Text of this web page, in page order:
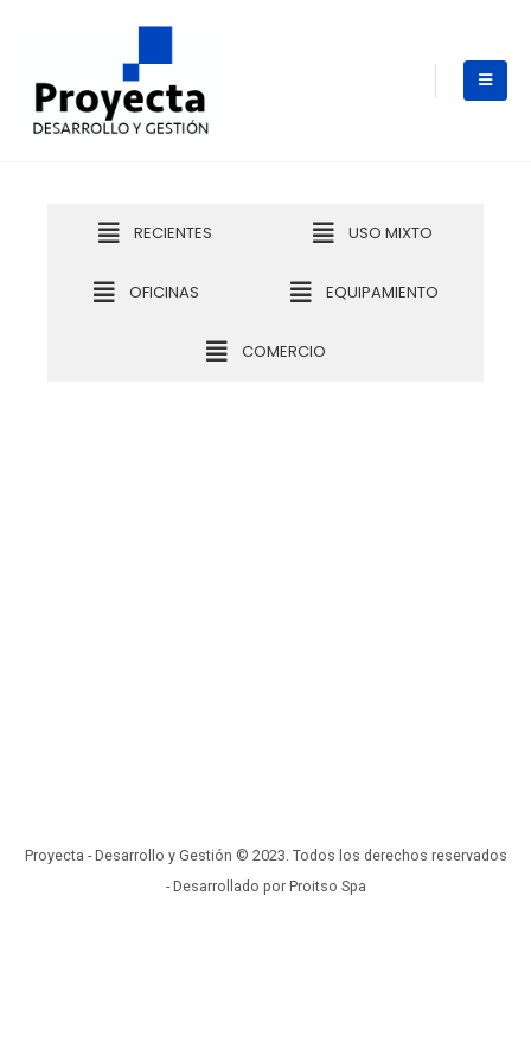
RECIENTES USO MIXTO
OFICINAS EQUIPAMIENTO
COMERCIO
Proyecta - Desarrollo y Gestión © 2023. Todos los derechos reservados
- Desarrollado por Proitso Spa